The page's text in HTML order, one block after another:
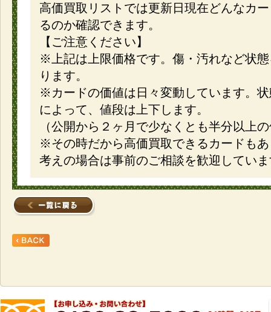
高価買取リストでは更新日現在どんなカ
るのか確認できます。
【ご注意ください】
※上記は上限価格です。傷・汚れなど状
ります。
※カードの価値は日々変動しています。
によって、値段は上下します。
（公開から２ヶ月で少なくとも半分以上
※その時だから高価買取できるカードも
考えの場合は事前のご相談を歓迎してい